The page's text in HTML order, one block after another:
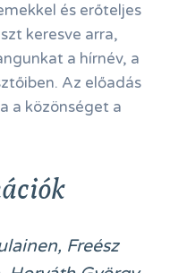
és erőteljes
keresve arra,
a hírnév, a
Az előadás
a közönséget a
Freész